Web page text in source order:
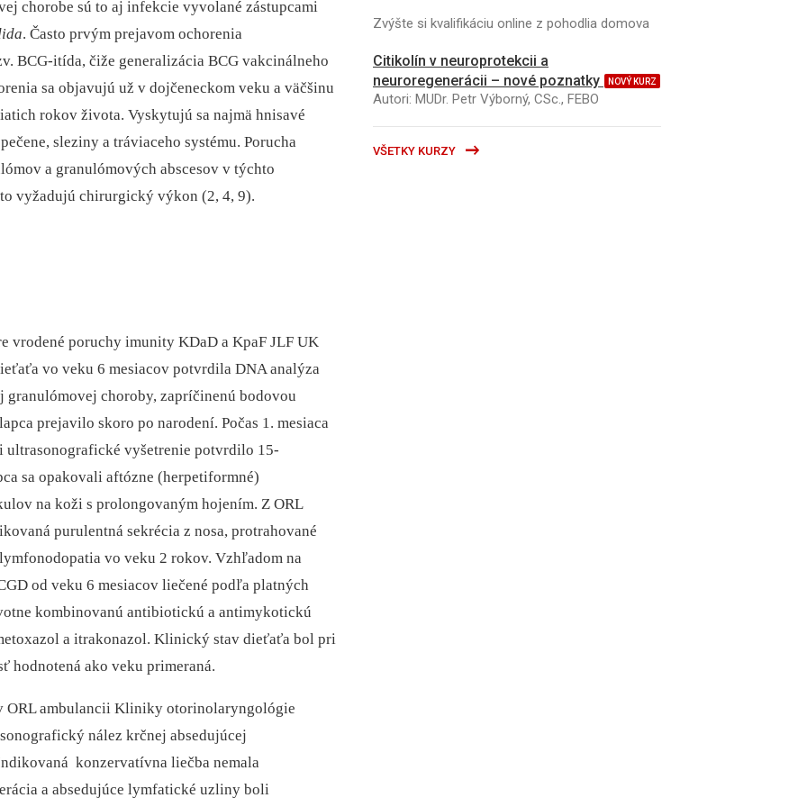
chorobe sú to aj infekcie vyvolané zástupcami
. Často prvým prejavom ochorenia
BCG-itída, čiže generalizácia BCG vakcinálneho
sa objavujú už v dojčeneckom veku a väčšinu
rokov života. Vyskytujú sa najmä hnisavé
sleziny a tráviaceho systému. Porucha
a granulómových abscesov v týchto
vyžadujú chirurgický výkon (2, 4, 9).
vrodené poruchy imunity KDaD a KpaF JLF UK
vo veku 6 mesiacov potvrdila DNA analýza
choroby, zapríčinenú bodovou
prejavilo skoro po narodení. Počas 1. mesiaca
ultrasonografické vyšetrenie potvrdilo 15-
sa opakovali aftózne (herpetiformné)
na koži s prolongovaným hojením. Z ORL
purulentná sekrécia z nosa, protrahované
vo veku 2 rokov. Vzhľadom na
od veku 6 mesiacov liečené podľa platných
kombinovanú antibiotickú a antimykotickú
a itrakonazol. Klinický stav dieťaťa bol pri
hodnotená ako veku primeraná.
ORL ambulancii Kliniky otorinolaryngológie
nález krčnej absedujúcej
konzervatívna liečba nemala
a absedujúce lymfatické uzliny boli
Zvýšte si kvalifikáciu online z pohodlia domova
Citikolín v neuroprotekcii a
neuroregenerácii – nové poznatky
NOVÝ KURZ
Autori: MUDr. Petr Výborný, CSc., FEBO
VŠETKY KURZY